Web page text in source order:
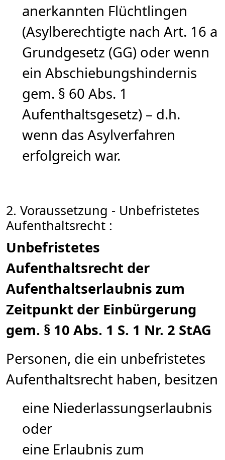
anerkannten Flüchtlingen
(Asylberechtigte nach Art. 16 a
Grundgesetz (GG) oder wenn
ein Abschiebungshindernis
gem. § 60 Abs. 1
Aufenthaltsgesetz) – d.h.
wenn das Asylverfahren
erfolgreich war.
2. Voraussetzung - Unbefristetes
Aufenthaltsrecht :
Unbefristetes
Aufenthaltsrecht der
Aufenthaltserlaubnis zum
Zeitpunkt der Einbürgerung
gem. § 10 Abs. 1 S. 1 Nr. 2 StAG
Personen, die ein unbefristetes
Aufenthaltsrecht haben, besitzen
eine Niederlassungserlaubnis
oder
eine Erlaubnis zum